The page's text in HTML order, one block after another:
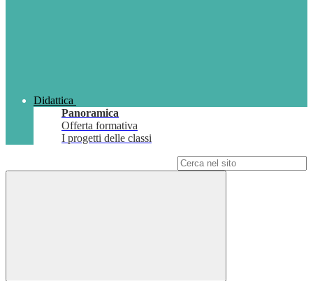
Didattica
Panoramica
Offerta formativa
I progetti delle classi